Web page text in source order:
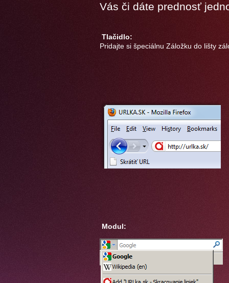
Vás či dáte prednosť
Tlačidlo:
Pridajte si špeciálnu Záložku do lišty
Modul: